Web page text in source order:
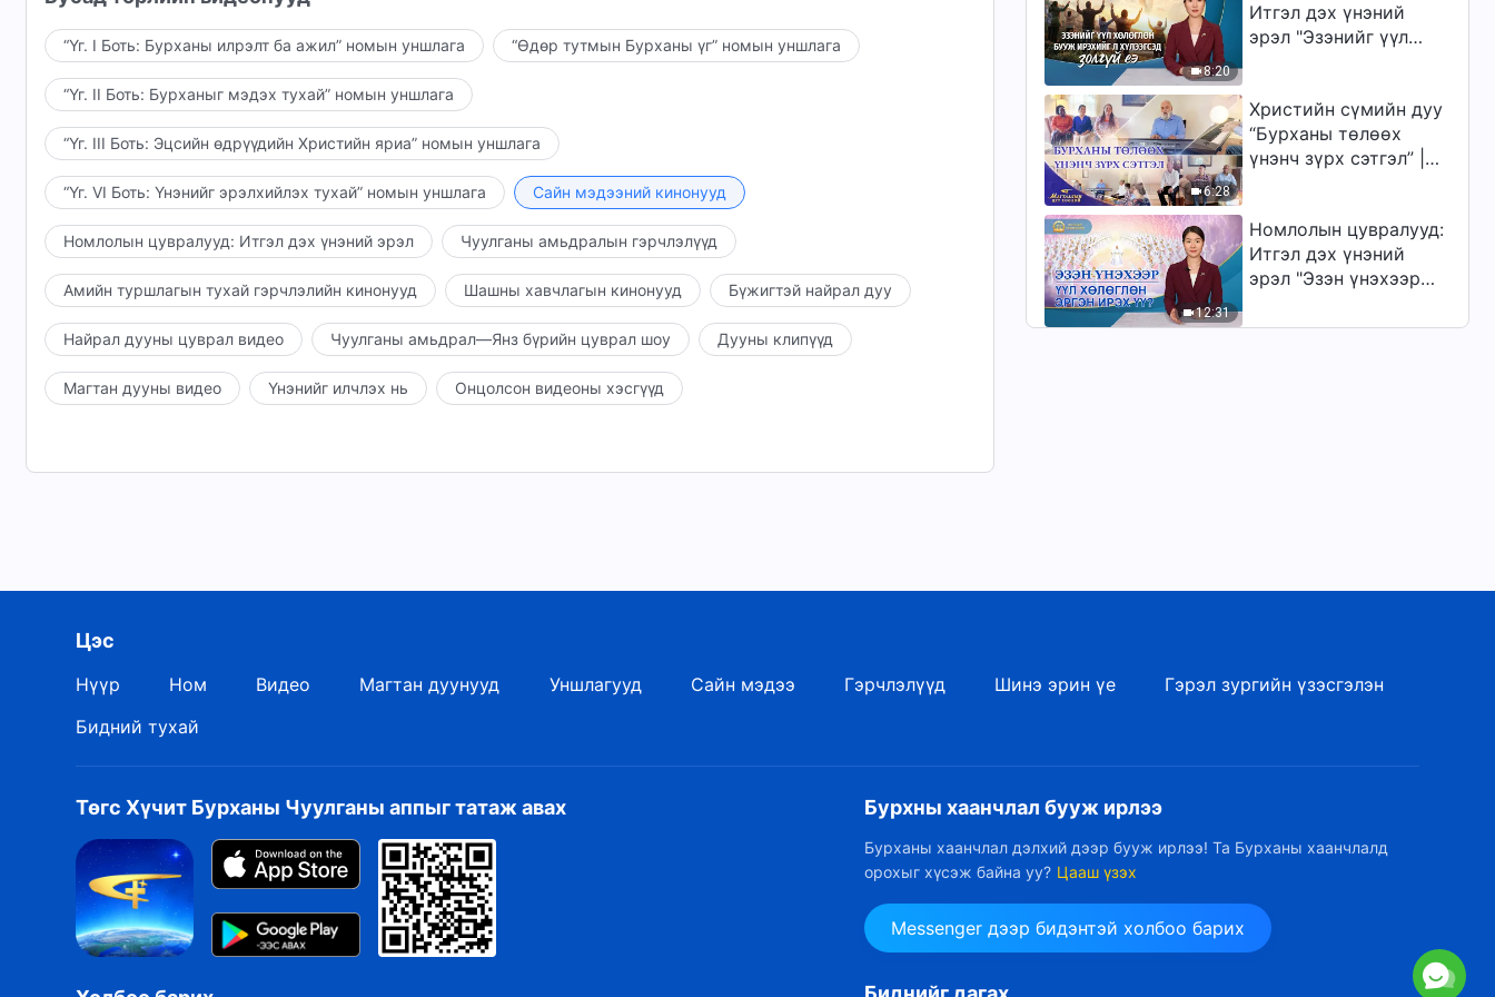
“Үг. I Боть: Бурханы илрэлт ба ажил” номын уншлага “Өдөр тутмын Бурханы үг” номын уншлага
“Үг. II Боть: Бурханыг мэдэх тухай” номын уншлага
“Үг. III Боть: Эцсийн өдрүүдийн Христийн яриа” номын уншлага
“Үг. VI Боть: Үнэнийг эрэлхийлэх тухай” номын уншлага Сайн мэдээний кинонууд
Номлолын цувралууд: Итгэл дэх үнэний эрэл Чуулганы амьдралын гэрчлэлүүд
Амийн туршлагын тухай гэрчлэлийн кинонууд Шашны хавчлагын кинонууд Бүжигтэй найрал дуу
Найрал дууны цуврал видео Чуулганы амьдрал—Янз бүрийн цуврал шоу Дууны клипүүд
Магтан дууны видео Үнэнийг илчлэх нь Онцолсон видеоны хэсгүүд
8:20
Итгэл дэх үнэний
эрэл "Эзэнийг үүл
золгүй еэ"
6:28
Христийн сүмийн дуу
“Бурханы төлөөх
үнэнч зүрх сэтгэл” |
12:31
Номлолын цувралууд:
Итгэл дэх үнэний
эрэл "Эзэн үнэхээр
ирэх үү?"
Цэс
Нүүр Ном Видео Магтан дуунууд Уншлагууд Сайн мэдээ Гэрчлэлүүд Шинэ эрин үе
Гэрэл зургийн үзэсгэлэн
Бидний тухай
Төгс Хүчит Бурханы Чуулганы аппыг татаж авах Бурхны хаанчлал бууж ирлээ
Бурханы хаанчлал дэлхий дээр бууж ирлээ! Та Бурханы хаанчлалд
орохыг хүсэж байна уу? Цааш үзэх
Messenger дээр бидэнтэй холбоо барих